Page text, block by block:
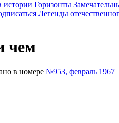
истории Горизонты
Легенды
чем
в номере №953, февраль 1967